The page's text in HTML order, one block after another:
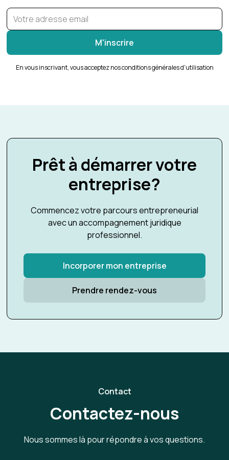
En vous inscrivant, vous acceptez nos conditions générales d'utilisation
Prêt à démarrer votre
entreprise?
Commencez votre parcours entrepreneurial
avec un accompagnement juridique
professionnel.
Incorporer mon entreprise
Prendre rendez-vous
Contact
Contactez-nous
Nous sommes là pour répondre à vos questions.